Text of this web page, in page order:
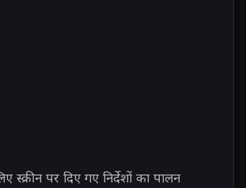
पर दिए गए निर्देशों का पालन